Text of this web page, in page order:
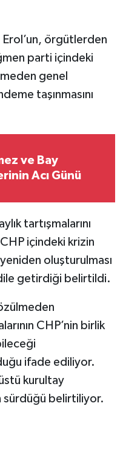
örgütlerden
parti içindeki
genel
taşınmasını
ve Bay
Acı Günü
tartışmalarını
içindeki krizin
oluşturulması
getirdiği belirtildi.
CHP’nin birlik
ifade ediliyor.
kurultay
sürdüğü belirtiliyor.